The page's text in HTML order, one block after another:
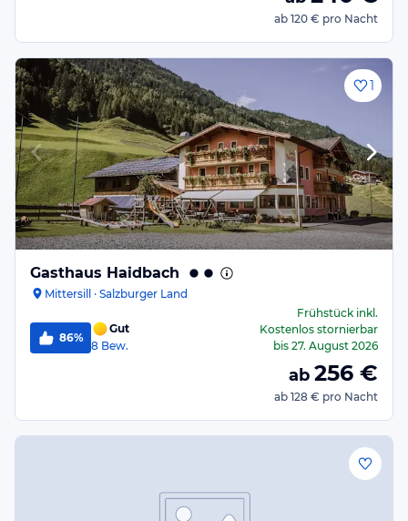
ab 120 € pro Nacht
1
Gasthaus Haidbach
Mittersill · Salzburger Land
86%
Gut
8 Bew.
Frühstückinkl.
Kostenlos stornierbar
bis 27. August 2026
ab 256 €
ab 128 € pro Nacht